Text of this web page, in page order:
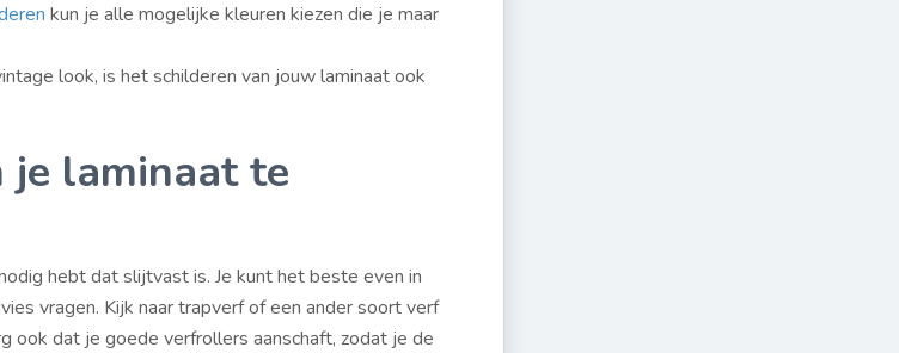
kun je alle mogelijke kleuren kiezen die je maar
look, is het schilderen van jouw laminaat ook
laminaat te
hebt dat slijtvast is. Je kunt het beste even in
vragen. Kijk naar trapverf of een ander soort verf
ook dat je goede verfrollers aanschaft, zodat je de